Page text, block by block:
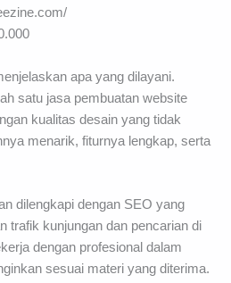
apa yang dilayani.
satu jasa pembuatan website
kualitas desain yang tidak
menarik, fiturnya lengkap, serta
dilengkapi dengan SEO yang
trafik kunjungan dan pencarian di
dengan profesional dalam
sesuai materi yang diterima.